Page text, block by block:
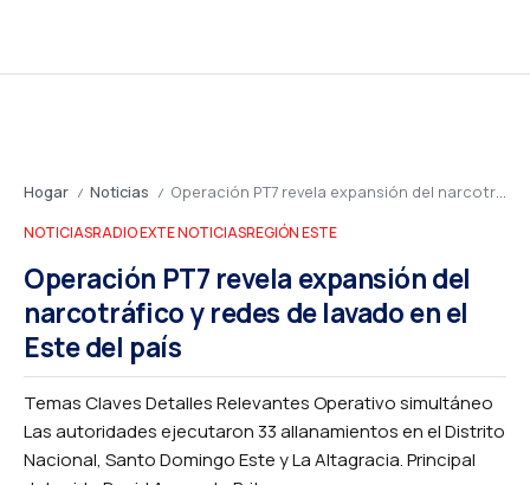
Hogar / Noticias / Operación PT7 revela expansión del narcotráfico y redes de lavado en el Este del país
NOTICIASRADIO EXTE NOTICIASREGIÓN ESTE
Operación PT7 revela expansión del
narcotráfico y redes de lavado en el
Este del país
Temas Claves Detalles Relevantes Operativo simultáneo
Las autoridades ejecutaron 33 allanamientos en el Distrito
Nacional, Santo Domingo Este y La Altagracia. Principal